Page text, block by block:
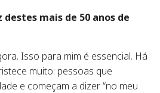
mais de 50 anos de
Isso para mim é essencial. Há
muito: pessoas que
e começam a dizer “no meu